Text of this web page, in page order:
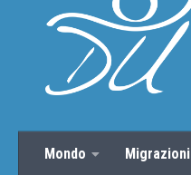
Mondo Migrazioni